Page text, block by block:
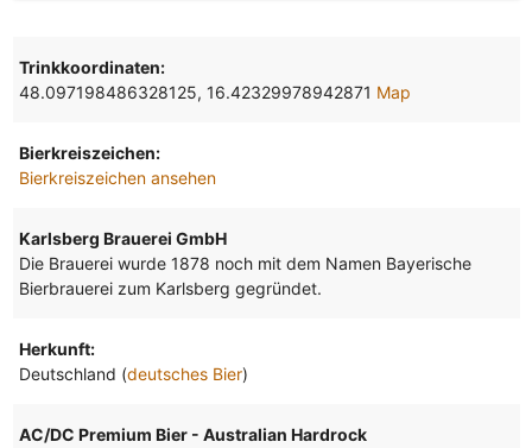
Trinkkoordinaten:
48.097198486328125, 16.42329978942871 Map
Bierkreiszeichen:
Bierkreiszeichen ansehen
Karlsberg Brauerei GmbH
Die Brauerei wurde 1878 noch mit dem Namen Bayerische
Bierbrauerei zum Karlsberg gegründet.
Herkunft:
Deutschland (deutsches Bier)
AC/DC Premium Bier - Australian Hardrock